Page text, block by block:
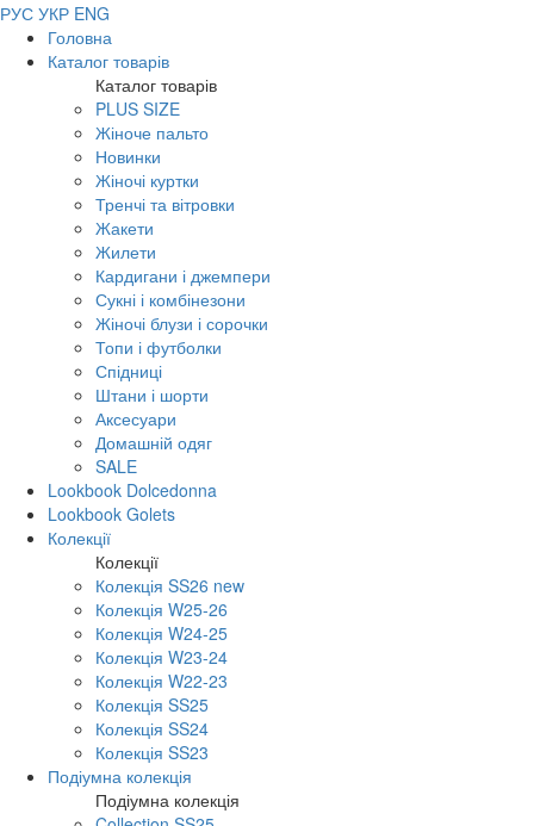
РУС УКР ENG
Головна
Каталог товарів
Каталог товарів
PLUS SIZE
Жіноче пальто
Новинки
Жіночі куртки
Тренчі та вітровки
Жакети
Жилети
Кардигани і джемпери
Сукні і комбінезони
Жіночі блузи і сорочки
Топи і футболки
Спідниці
Штани і шорти
Аксесуари
Домашній одяг
SALE
Lookbook Dolcedonna
Lookbook Golets
Колекції
Колекції
Колекція SS26 new
Колекція W25-26
Колекція W24-25
Колекція W23-24
Колекція W22-23
Колекція SS25
Колекція SS24
Колекція SS23
Подіумна колекція
Подіумна колекція